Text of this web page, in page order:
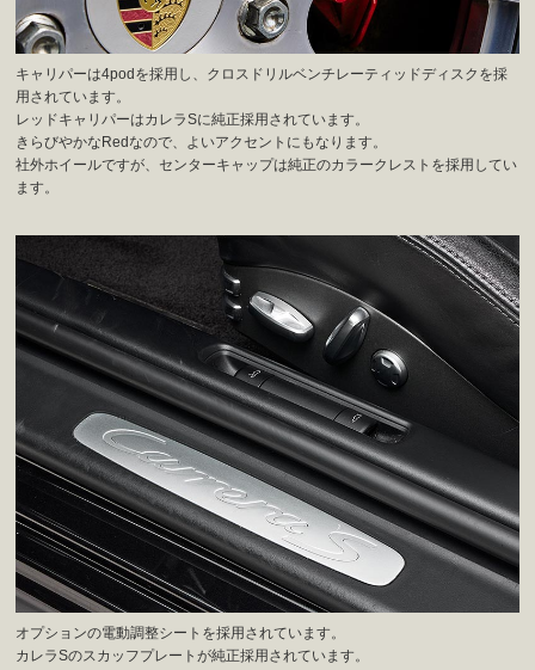
キャリパーは4podを採用し、クロスドリルベンチレーティッドディスクを採
用されています。
レッドキャリパーはカレラSに純正採用されています。
きらびやかなRedなので、よいアクセントにもなります。
社外ホイールですが、センターキャップは純正のカラークレストを採用してい
ます。
オプションの電動調整シートを採用されています。
カレラSのスカッフプレートが純正採用されています。